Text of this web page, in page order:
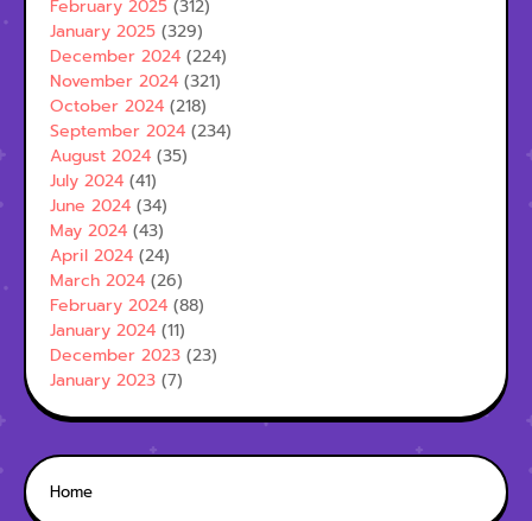
February 2025 (312)
January 2025 (329)
December 2024 (224)
November 2024 (321)
October 2024 (218)
September 2024 (234)
August 2024 (35)
July 2024 (41)
June 2024 (34)
May 2024 (43)
April 2024 (24)
March 2024 (26)
February 2024 (88)
January 2024 (11)
December 2023 (23)
January 2023 (7)
Home